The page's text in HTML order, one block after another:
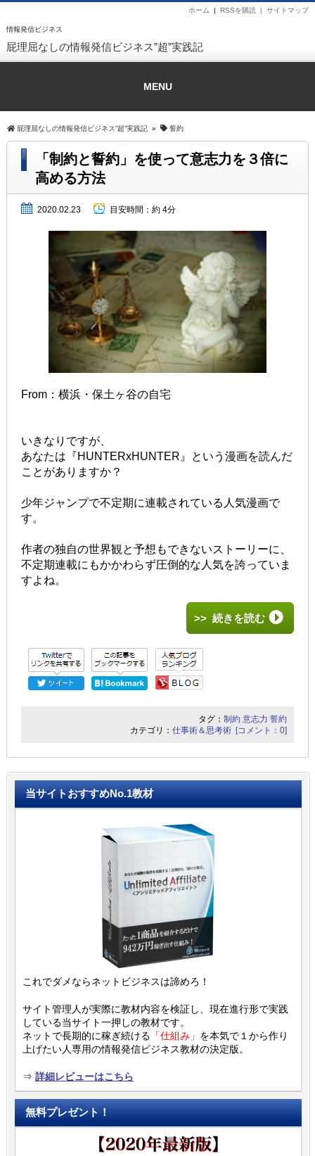
情報発信ビジネス
サイトマップ
RSSを購読 |
ホーム |
屁理屈なしの情報発信ビジネス”超”実践記
MENU
屁理屈なしの情報発信ビジネス”超”実践記 » 誓約
「制約と誓約」を使って意志力を３倍に
高める方法
2020.02.23 目安時間： 約 4分
From：横浜・保土ヶ谷の自宅
いきなりですが、
あなたは『HUNTERxHUNTER』という漫画を読んだ
ことがありますか？
少年ジャンプで不定期に連載されている人気漫画で
す。
作者の独自の世界観と予想もできないストーリーに、
不定期連載にもかかわらず圧倒的な人気を誇っていま
すよね。
>> 続きを読む
タグ：制約 意志力 誓約
カテゴリ：仕事術＆思考術 [コメント：0]
当サイトおすすめNo.1教材
これでダメならネットビジネスは諦めろ！
サイト管理人が実際に教材内容を検証し、現在進行形で実践
している当サイト一押しの教材です。
ネットで長期的に稼ぎ続ける 「仕組み」 を本気で１から作り
上げたい人専用の情報発信ビジネス教材の決定版。
⇒ 詳細レビューはこちら
無料プレゼント！